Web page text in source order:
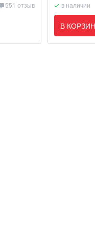
551 отзыв в наличии
В